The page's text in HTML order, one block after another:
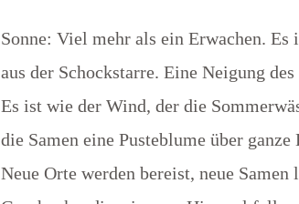
Sonne: Viel mehr als ein Erwachen.
aus der Schockstarre. Eine Neigung
Es ist wie der Wind, der die
die Samen eine Pusteblume über
Neue Orte werden bereist, neue Samen